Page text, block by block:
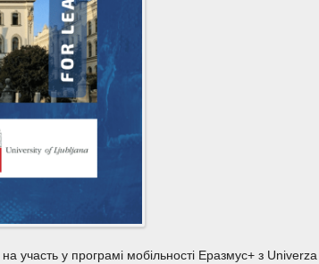
участь у програмі мобільності Еразмус+ з